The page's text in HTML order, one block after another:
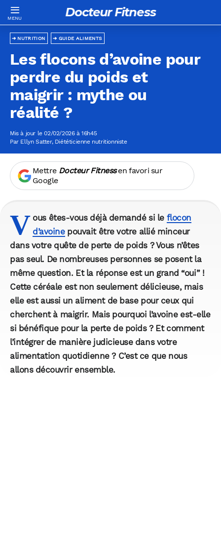
Docteur Fitness
GUIDE ALIMENTS
NUTRITION
Les flocons d’avoine pour
perdre du poids et
maigrir : mythe ou
réalité ?
Mis à jour le 02/02/2026 à 16h45
Par Ellyn Satter, Diététicienne nutritionniste
Mettre Docteur Fitnessen favori sur
Google
V ous êtes-vous déjà demandé si le flocon
d’avoinepouvait être votre allié minceur
dans votre quête de perte de poids? Vous n’êtes
pas seul. De nombreuses personnes se posent la
même question. Et la réponse est un grand “oui” !
Cette céréale est non seulement délicieuse, mais
elle est aussi un aliment de base pour ceux qui
cherchent à maigrir. Mais pourquoi l’avoine est-elle
si bénéfique pour la perte de poids ? Et comment
l’intégrer de manière judicieuse dans votre
alimentation quotidienne ? C’est ce que nous
allons découvrir ensemble.